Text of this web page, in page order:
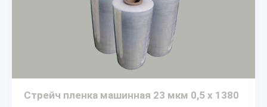
Стрейч пленка машинная 23 мкм 0,5 х 1380